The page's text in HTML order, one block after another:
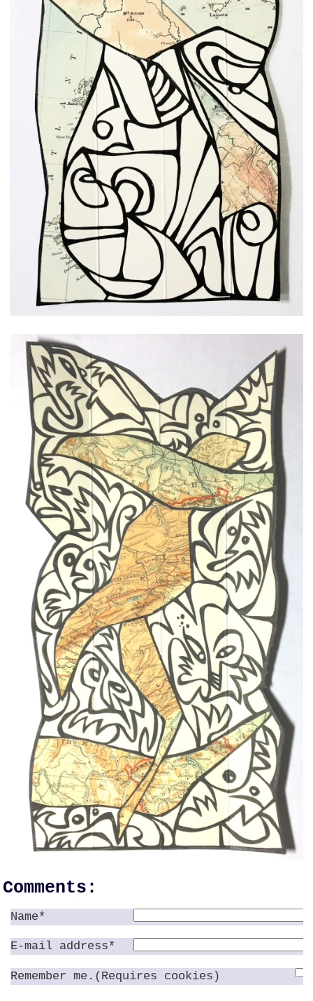
Comments:
Name*
E-mail address*
Remember me.(Requires cookies)